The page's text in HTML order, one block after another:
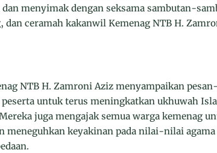
menyimak dengan seksama sambutan-
dan ceramah kakanwil Kemenag NTB H.
NTB H. Zamroni Aziz menyampaikan
untuk terus meningkatkan ukhuwah
juga mengajak semua warga kemenag
meneguhkan keyakinan pada nilai-nilai